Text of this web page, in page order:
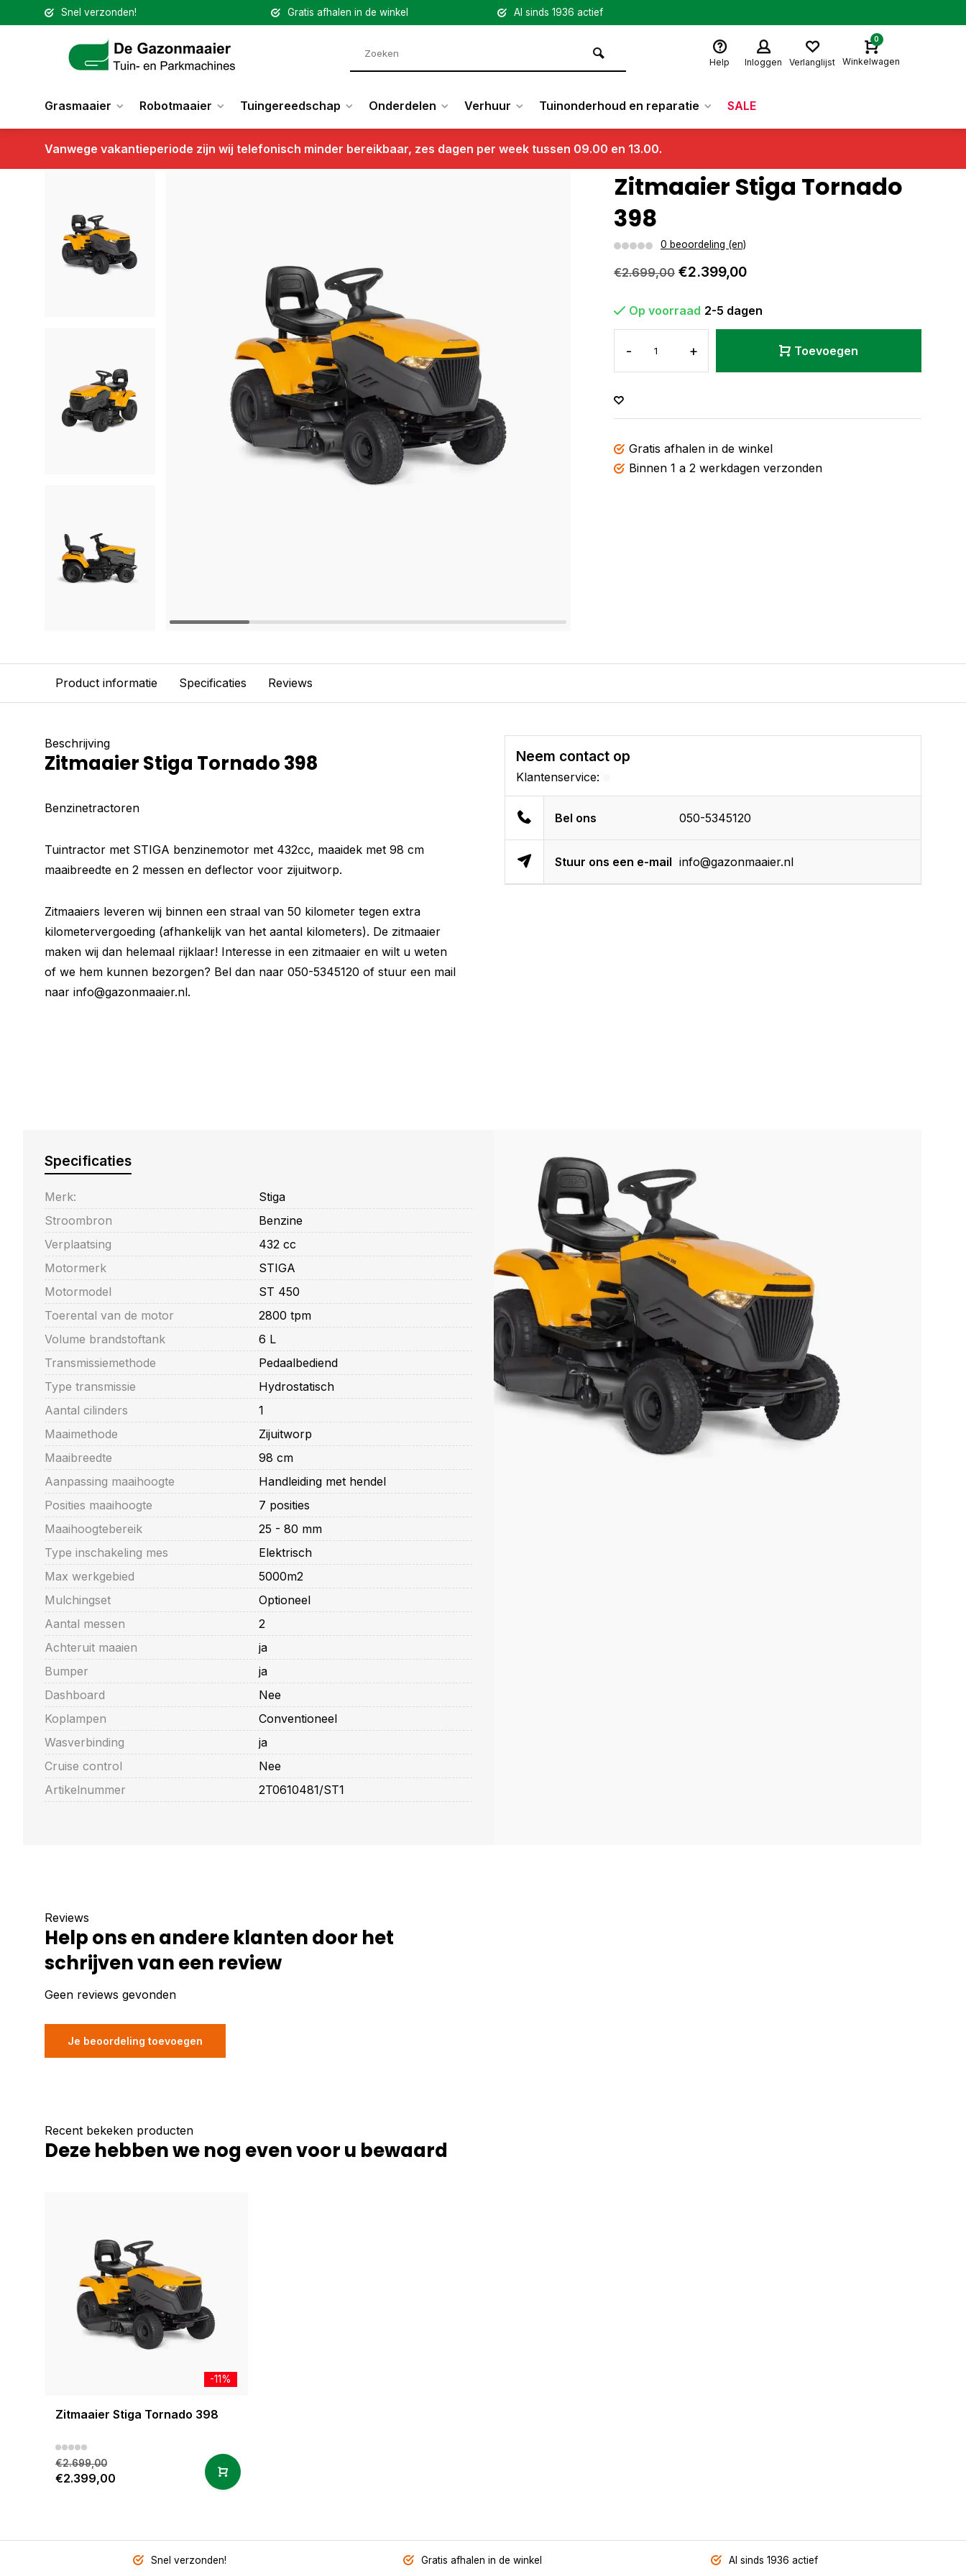
Snel verzonden! Gratis afhalen in de winkel Al sinds 1936 actief
Help Inloggen Verlanglijst
0
Winkelwagen
Grasmaaier Robotmaaier Tuingereedschap Onderdelen Verhuur Tuinonderhoud en reparatie SALE
Vanwege vakantieperiode zijn wij telefonisch minder bereikbaar, zes dagen per week tussen 09.00 en 13.00.
Terug Zitmaaier Stiga Tornado 398
Zitmaaier Stiga Tornado
398
0 beoordeling (en)
€2.699,00 €2.399,00
Op voorraad 2-5 dagen
- + Toevoegen
Gratis afhalen in de winkel
Binnen 1 a 2 werkdagen verzonden
Product informatie Specificaties Reviews
Beschrijving
Zitmaaier Stiga Tornado 398
Benzinetractoren
Tuintractor met STIGA benzinemotor met 432cc, maaidek met 98 cm
maaibreedte en 2 messen en deflector voor zijuitworp.
Zitmaaiers leveren wij binnen een straal van 50 kilometer tegen extra
kilometervergoeding (afhankelijk van het aantal kilometers). De zitmaaier
maken wij dan helemaal rijklaar! Interesse in een zitmaaier en wilt u weten
of we hem kunnen bezorgen? Bel dan naar 050-5345120 of stuur een mail
naar info@gazonmaaier.nl.
Neem contact op
Klantenservice:
Bel ons 050-5345120
Stuur ons een e-mail info@gazonmaaier.nl
Specificaties
Merk:
Stiga
Stroombron
Benzine
Verplaatsing
432 cc
Motormerk
STIGA
Motormodel
ST 450
Toerental van de motor
2800 tpm
Volume brandstoftank
6 L
Transmissiemethode
Pedaalbediend
Type transmissie
Hydrostatisch
Aantal cilinders
1
Maaimethode
Zijuitworp
Maaibreedte
98 cm
Aanpassing maaihoogte
Handleiding met hendel
Posities maaihoogte
7 posities
Maaihoogtebereik
25 - 80 mm
Type inschakeling mes
Elektrisch
Max werkgebied
5000m2
Mulchingset
Optioneel
Aantal messen
2
Achteruit maaien
ja
Bumper
ja
Dashboard
Nee
Koplampen
Conventioneel
Wasverbinding
ja
Cruise control
Nee
Artikelnummer
2T0610481/ST1
Reviews
Help ons en andere klanten door het
schrijven van een review
Geen reviews gevonden
Je beoordeling toevoegen
Recent bekeken producten
Deze hebben we nog even voor u bewaard
-11%
Zitmaaier Stiga Tornado 398
€2.699,00
€2.399,00
Snel verzonden! Gratis afhalen in de winkel Al sinds 1936 actief